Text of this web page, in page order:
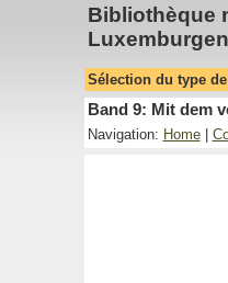
Bibliothèque
Sélection du type
Band 9: Mit dem
Navigation: Home|